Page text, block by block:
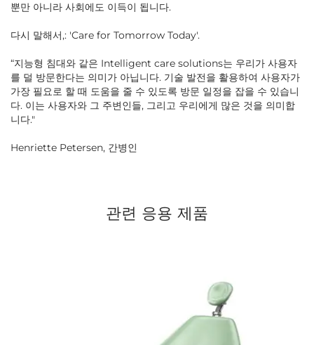
뿐만 아니라 사회에도 이득이 됩니다.
다시 말해서,: 'Care for Tomorrow Today'.
“지능형 침대와 같은 Intelligent care solutions는 우리가 사용자
를 덜 방문한다는 의미가 아닙니다. 기술 발전을 활용하여 사용자가
가장 필요로 할 때 도움을 줄 수 있도록 방문 일정을 잡을 수 있습니
다. 이는 사용자와 그 주변인들, 그리고 우리에게 많은 것을 의미합
니다."
Henriette Petersen, 간병인
관련 응용 제품